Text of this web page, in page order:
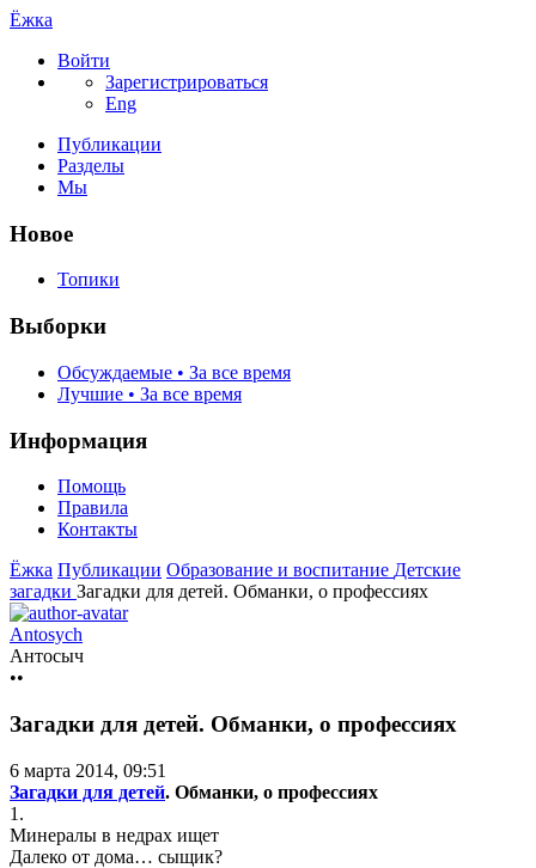
Ёжка
Войти
Зарегистрироваться
Eng
Публикации
Разделы
Мы
Новое
Топики
Выборки
Обсуждаемые • За все время
Лучшие • За все время
Информация
Помощь
Правила
Контакты
Ёжка Публикации Образование и воспитание Детские
загадки Загадки для детей. Обманки, о профессиях
Antosych
Антосыч
••
Загадки для детей. Обманки, о профессиях
6 марта 2014, 09:51
Загадки для детей. Обманки, о профессиях
1.
Минералы в недрах ищет
Далеко от дома… сыщик?